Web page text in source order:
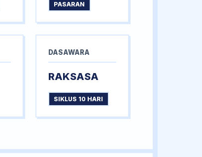
PASARAN
DASAWARA
RAKSASA
SIKLUS 10 HARI